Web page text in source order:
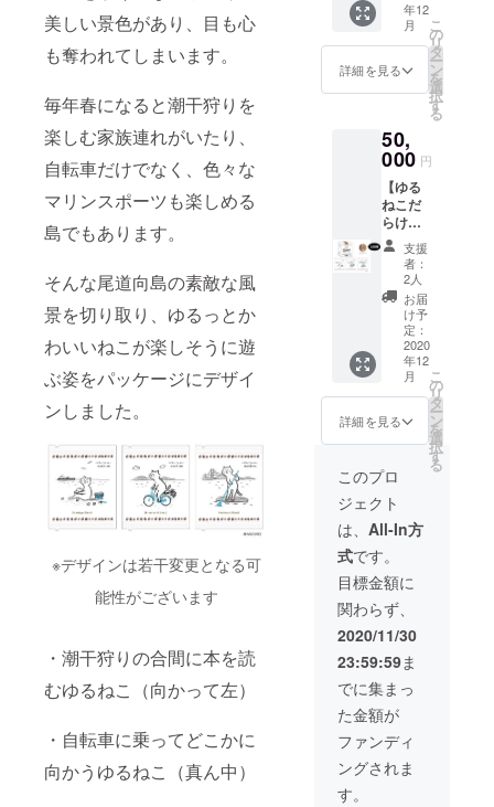
美しい景色があり、目も心
も奪われてしまいます。
毎年春になると潮干狩りを
楽しむ家族連れがいたり、
自転車だけでなく、色々な
マリンスポーツも楽しめる
島でもあります。
そんな尾道向島の素敵な風
景を切り取り、ゆるっとか
わいいねこが楽しそうに遊
ぶ姿をパッケージにデザイ
ンしました。
※デザインは若干変更となる可
能性がございます
・潮干狩りの合間に本を読
むゆるねこ（向かって左）
・自転車に乗ってどこかに
向かうゆるねこ（真ん中）
リキッ
ドアイ
スコー
す。 牛
乳で
りせ
ず、そ
のまま
スト
レート
でお召
し上が
り頂け
るコー
ヒーで
す。 少
し濃い
目に
作って
あるの
で、氷
を１～2
個入れ
てくだ
さい。
原材料
は以下
の通り
です。
①
：コー
ヒー ②
～④：
砂糖、
カフェ
インレ
スコー
ヒー
⑤
：コー
ヒー
※①と②
は瓶で
可能で
す。該
当月の5
日まで
にご連
せ。
例．
2021年
2月にお
届け先
のご変
更を希
→2021
年2月5
日18時
までに
当店に
その旨
ご連絡
い
（メー
お電話
でも構
いませ
ん）。
（４）
定期便
を途中
で退会
される
場合で
も差額
はお返
しでき
ません
ので、
何卒ご
了承く
ださい
（紙
パッ
ク） 1
本 ⑤広
ス 加
糖「東
山
1901
形」
500ml
（紙
パッ
ク） 1
本 ⑥リ
キッド
アイス
コー
ヒー無
糖
1000ml
（紙
パッ
ク） 1
本 ⑦ま
しろオ
リジナ
ルタン
ラー
１個 ⑧
ましろ
オリジ
ナル巾
着 1個
オプ
ション
で、色
をご選
択くだ
さい。
⑨ゆる
ば備考
欄にご
記入く
ださ
けれ
ば、種
類は当
店おま
かせで
お届け
しま
す。 下
記必ず
ご確認
くださ
いま
せ。
（１）
発送は
毎月10
日～15
す。
定期便
期間
2020年
12月～
2021年
5月で
す。
お届け
先のご
変更は
可能で
す。該
当月の5
日まで
リター
ン品 ①
コー
ヒー豆
（粉）
200g×2
種類×12
カ月 オ
プショ
ンで、
挽き方
をご選
択くだ
さい。
コー
ヒー2種
類につ
いて、
ご希望
があれ
ば備考
欄にご
記入く
ださ
特に無
けれ
ば、種
類は当
店おま
かせで
お届け
しま
す。 下
記必ず
ご確認
くださ
いま
せ。
（１）
発送は
毎月10
日～15
年12
月
詳細を見る
こ
の
リ
タ
ー
ン
を
選
択
す
る
50,
000 円
【ゆる
ねこだ
らけ
ゆるね
こ100箱
コー
ス】 ●
リター
ン品 ①
ゆるね
こむか
いしま
コー
ヒー
100箱
ゆるね
こむか
いしま
コー
ヒー100
箱をお
届け致
しま
す。 可
愛すぎ
て、と
にかく
たくさ
ん欲し
い
（笑）
。 そん
な方は
ぜひど
支援
者：
2人
お届
け予
定：
2020
年12
月
詳細を見る
こ
の
リ
タ
ー
ン
を
選
択
す
る
このプロ
ジェクト
は、 All-In方
式です。
目標金額に
関わらず、
2020/11/30
23:59:59ま
でに集まっ
た金額が
ファンディ
ングされま
す。